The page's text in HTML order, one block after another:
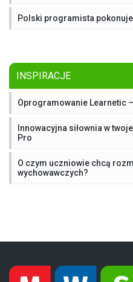
Polski programista
INSPIRACJE
Oprogramowanie Learnetic
Innowacyjna siłownia w
Pro
O czym uczniowie chcą
wychowawczych?